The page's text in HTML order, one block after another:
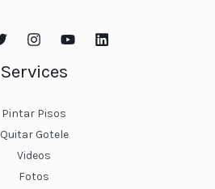
Services
Pintar Pisos
Quitar Gotele
Videos
Fotos